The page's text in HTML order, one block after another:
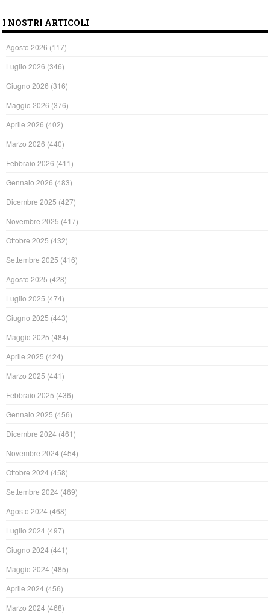
I NOSTRI ARTICOLI
Agosto 2026 (117)
Luglio 2026 (346)
Giugno 2026 (316)
Maggio 2026 (376)
Aprile 2026 (402)
Marzo 2026 (440)
Febbraio 2026 (411)
Gennaio 2026 (483)
Dicembre 2025 (427)
Novembre 2025 (417)
Ottobre 2025 (432)
Settembre 2025 (416)
Agosto 2025 (428)
Luglio 2025 (474)
Giugno 2025 (443)
Maggio 2025 (484)
Aprile 2025 (424)
Marzo 2025 (441)
Febbraio 2025 (436)
Gennaio 2025 (456)
Dicembre 2024 (461)
Novembre 2024 (454)
Ottobre 2024 (458)
Settembre 2024 (469)
Agosto 2024 (468)
Luglio 2024 (497)
Giugno 2024 (441)
Maggio 2024 (485)
Aprile 2024 (456)
Marzo 2024 (468)